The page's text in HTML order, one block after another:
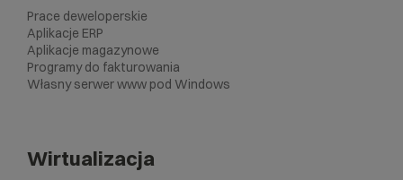
Prace deweloperskie
Aplikacje ERP
Aplikacje magazynowe
Programy do fakturowania
Własny serwer www pod Windows
Wirtualizacja